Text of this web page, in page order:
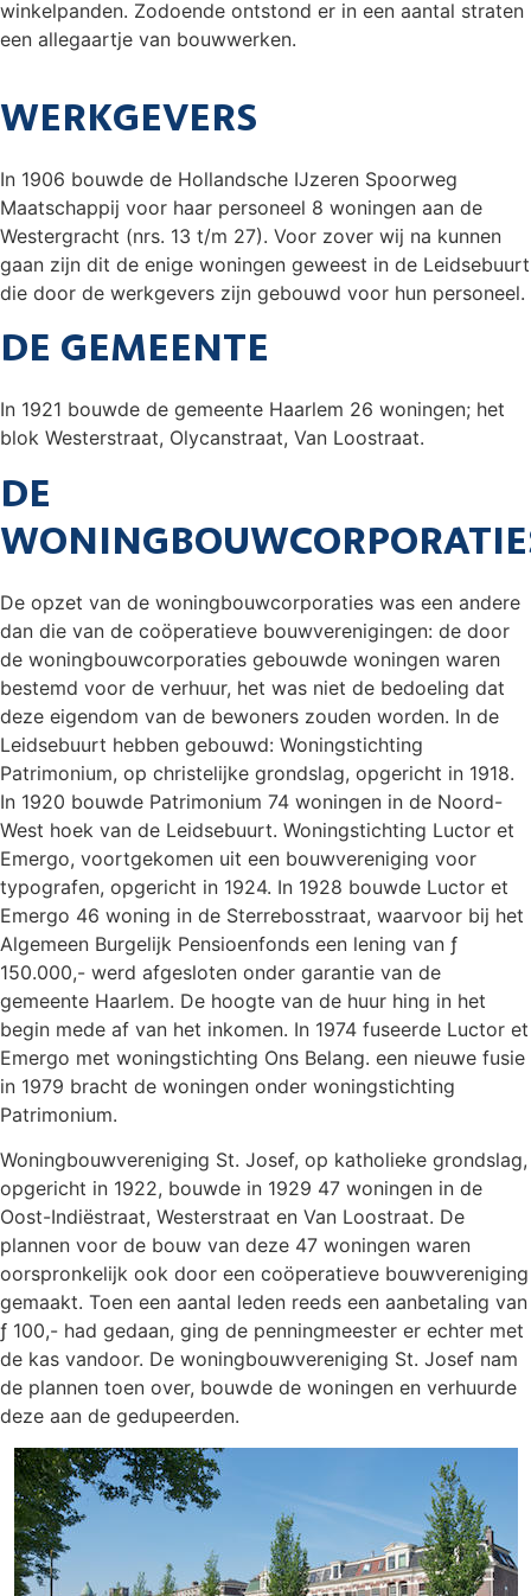
winkelpanden. Zodoende ontstond er in een aantal straten
een allegaartje van bouwwerken.
WERKGEVERS
In 1906 bouwde de Hollandsche IJzeren Spoorweg
Maatschappij voor haar personeel 8 woningen aan de
Westergracht (nrs. 13 t/m 27). Voor zover wij na kunnen
gaan zijn dit de enige woningen geweest in de Leidsebuurt
die door de werkgevers zijn gebouwd voor hun personeel.
DE GEMEENTE
In 1921 bouwde de gemeente Haarlem 26 woningen; het
blok Westerstraat, Olycanstraat, Van Loostraat.
DE
De opzet van de woningbouwcorporaties was een andere
dan die van de coöperatieve bouwverenigingen: de door
de woningbouwcorporaties gebouwde woningen waren
bestemd voor de verhuur, het was niet de bedoeling dat
deze eigendom van de bewoners zouden worden. In de
Leidsebuurt hebben gebouwd: Woningstichting
Patrimonium, op christelijke grondslag, opgericht in 1918.
In 1920 bouwde Patrimonium 74 woningen in de Noord-
West hoek van de Leidsebuurt. Woningstichting Luctor et
Emergo, voortgekomen uit een bouwvereniging voor
typografen, opgericht in 1924. In 1928 bouwde Luctor et
Emergo 46 woning in de Sterrebosstraat, waarvoor bij het
Algemeen Burgelijk Pensioenfonds een lening van ƒ
150.000,- werd afgesloten onder garantie van de
gemeente Haarlem. De hoogte van de huur hing in het
begin mede af van het inkomen. In 1974 fuseerde Luctor et
Emergo met woningstichting Ons Belang. een nieuwe fusie
in 1979 bracht de woningen onder woningstichting
Patrimonium.
Woningbouwvereniging St. Josef, op katholieke grondslag,
opgericht in 1922, bouwde in 1929 47 woningen in de
Oost-Indiëstraat, Westerstraat en Van Loostraat. De
plannen voor de bouw van deze 47 woningen waren
oorspronkelijk ook door een coöperatieve bouwvereniging
gemaakt. Toen een aantal leden reeds een aanbetaling van
ƒ 100,- had gedaan, ging de penningmeester er echter met
de kas vandoor. De woningbouwvereniging St. Josef nam
de plannen toen over, bouwde de woningen en verhuurde
deze aan de gedupeerden.